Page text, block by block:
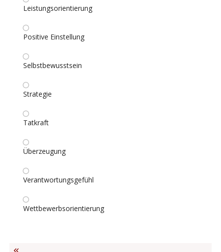
Leistungsorientierung
Positive Einstellung
Selbstbewusstsein
Strategie
Tatkraft
Überzeugung
Verantwortungsgefühl
Wettbewerbsorientierung